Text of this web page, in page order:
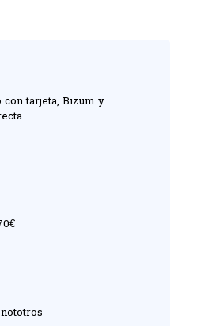
tarjeta, Bizum y